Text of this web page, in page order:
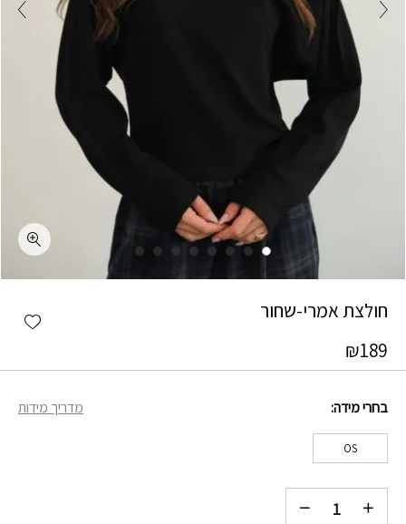
חולצת אמרי-שחור
₪189
בחרי מידה מדריך מידות
OS